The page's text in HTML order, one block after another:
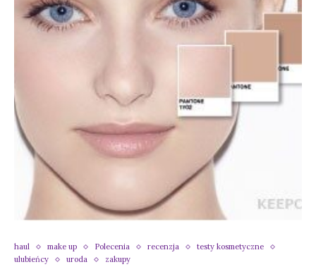
haul make up Polecenia recenzja
testy kosmetyczne
ulubieńcy
uroda zakupy